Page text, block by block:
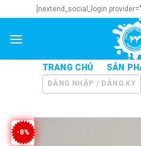
to
content
[nextend_social_login
TRANG CHỦ SẢN
ĐĂNG NHẬP / ĐĂNG KÝ
-8%